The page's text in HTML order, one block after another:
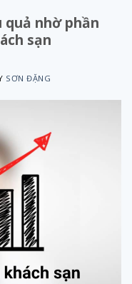
quả nhờ phần
sạn
SƠN ĐẶNG